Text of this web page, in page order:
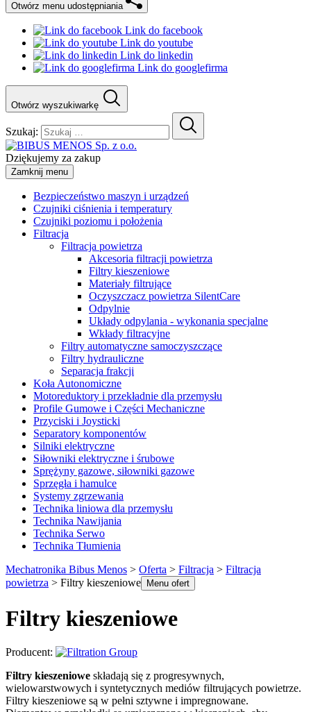
Otwórz menu udostępniania
Link do facebook
Link do youtube
Link do linkedin
Link do googlefirma
Otwórz wyszukiwarkę
Szukaj:
Dziękujemy za zakup
Zamknij menu
Bezpieczeństwo maszyn i urządzeń
Czujniki ciśnienia i temperatury
Czujniki poziomu i położenia
Filtracja
Filtracja powietrza
Akcesoria filtracji powietrza
Filtry kieszeniowe
Materiały filtrujące
Oczyszczacz powietrza SilentCare
Odpylnie
Układy odpylania - wykonania specjalne
Wkłady filtracyjne
Filtry automatyczne samoczyszczące
Filtry hydrauliczne
Separacja frakcji
Koła Autonomiczne
Motoreduktory i przekładnie dla przemysłu
Profile Gumowe i Części Mechaniczne
Przyciski i Joysticki
Separatory komponentów
Silniki elektryczne
Siłowniki elektryczne i śrubowe
Sprężyny gazowe, siłowniki gazowe
Sprzęgła i hamulce
Systemy zgrzewania
Technika liniowa dla przemysłu
Technika Nawijania
Technika Serwo
Technika Tłumienia
Mechatronika Bibus Menos > Oferta > Filtracja > Filtracja
powietrza > Filtry kieszeniowe Menu ofert
Filtry kieszeniowe
Producent:
Filtry kieszeniowe składają się z progresywnych,
wielowarstwowych i syntetycznych mediów filtrujących powietrze.
Filtry kieszeniowe są w pełni sztywne i impregnowane.